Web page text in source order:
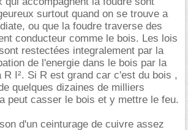
surtout quand on se trouve a
ou que la foudre traverse des
conducteur comme le bois. Les lois
restectées integralement par la
de l'energie dans le bois par la
R I². Si R est grand car c'est du bois ,
quelques dizaines de milliers
peut casser le bois et y mettre le feu.
d'un ceinturage de cuivre assez